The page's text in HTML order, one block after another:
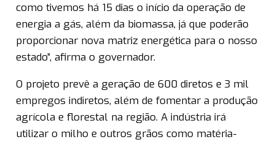
como tivemos há 15 dias o início da operação de
energia a gás, além da biomassa, já que poderão
proporcionar nova matriz energética para o nosso
estado”, afirma o governador.
O projeto prevê a geração de 600 diretos e 3 mil
empregos indiretos, além de fomentar a produção
agrícola e florestal na região. A indústria irá
utilizar o milho e outros grãos como matéria-